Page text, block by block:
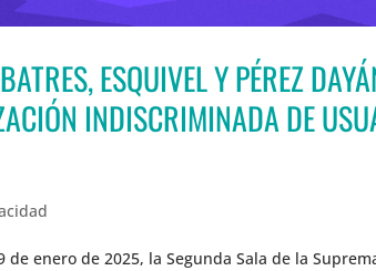
ESQUIVEL Y PÉREZ
INDISCRIMINADA DE
de enero de 2025, la Segunda Sala de la